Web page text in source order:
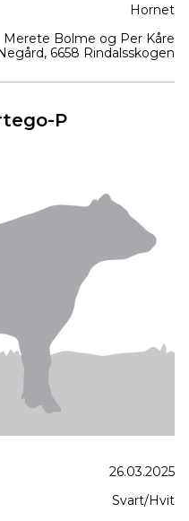
Hornet
Merete Bolme og Per Kåre
Negård, 6658 Rindalsskogen
P
26.03.2025
Svart/Hvit